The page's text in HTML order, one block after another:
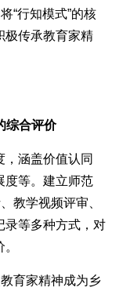
“行知模式”的核
极传承教育家精
综合评价
涵盖价值认同
度等。建立师范
教学视频评审、
录等多种方式，对
育家精神成为乡